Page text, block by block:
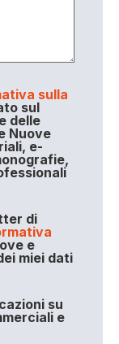
sulla
sul
delle
Nuove
e-
di
e
miei dati
su
e